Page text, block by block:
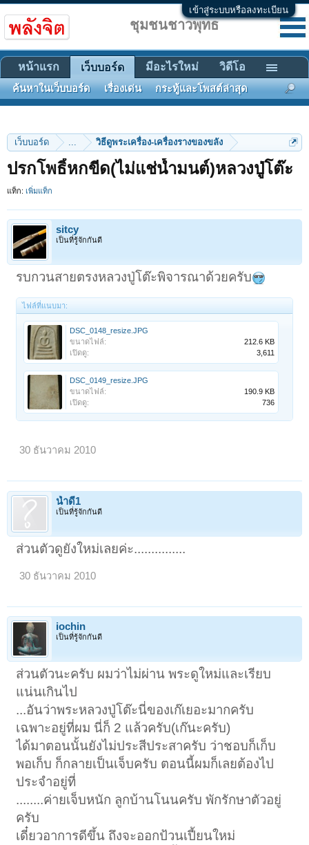
เข้าสู่ระบบหรือลงทะเบียน
เว็บบอร์ด ... วิธีดูพระเครื่อง-เครื่องรางของขลัง
ปรกโพธิ์หกขีด(ไม่แช่น้ำมนต์)หลวงปู่โต๊ะ
แท็ก: เพิ่มแท็ก
sitcy
เป็นที่รู้จักกันดี
รบกวนสายตรงหลวงปู่โต๊ะพิจารณาด้วยครับ
ไฟล์ที่แนบมา:
DSC_0148_resize.JPG
ขนาดไฟล์:
212.6 KB
เปิดดู:
3,611
DSC_0149_resize.JPG
ขนาดไฟล์:
190.9 KB
เปิดดู:
736
30 ธันวาคม 2010
น้ำดี1
เป็นที่รู้จักกันดี
ส่วนตัวดูยังใหม่เลยค่ะ...............
30 ธันวาคม 2010
iochin
เป็นที่รู้จักกันดี
ส่วนตัวนะครับ ผมว่าไม่ผ่าน พระดูใหม่และเรียบ
แน่นเกินไป
...อันว่าพระหลวงปู่โต๊ะนี่ของเก๊เยอะมากครับ
เฉพาะอยู่ที่ผม นี่ก็ 2 แล้วครับ(เก๊นะครับ)
ได้มาตอนนั้นยังไม่ประสีประสาครับ ว่าชอบก็เก็บ
พอเก็บ ก็กลายเป็นเจ็บครับ ตอนนี้ผมก็เลยต้องไป
ประจำอยู่ที่
........ค่ายเจ็บหนัก ลูกบ้านโนนครับ พักรักษาตัวอยู่
ครับ
เดี๋ยวอาการดีขึ้น ถึงจะออกป้วนเปี้ยนใหม่
ชุมชนชาวพุทธ
หน้าแรก เว็บบอร์ด
ค้นหาในเว็บบอร์ด เรื่องเด่น กระทู้และโพสต์ล่าสุด
มีอะไรใหม่ วิดีโอ